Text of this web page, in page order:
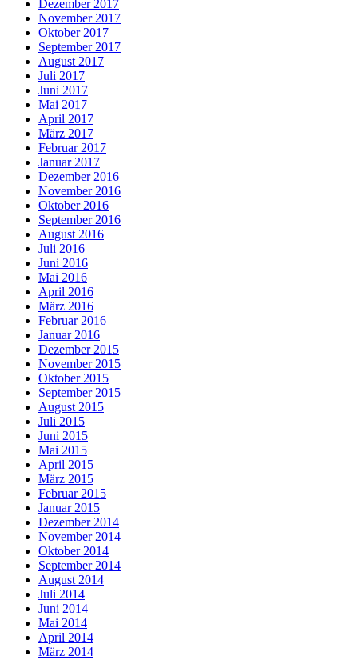
Dezember 2017
November 2017
Oktober 2017
September 2017
August 2017
Juli 2017
Juni 2017
Mai 2017
April 2017
März 2017
Februar 2017
Januar 2017
Dezember 2016
November 2016
Oktober 2016
September 2016
August 2016
Juli 2016
Juni 2016
Mai 2016
April 2016
März 2016
Februar 2016
Januar 2016
Dezember 2015
November 2015
Oktober 2015
September 2015
August 2015
Juli 2015
Juni 2015
Mai 2015
April 2015
März 2015
Februar 2015
Januar 2015
Dezember 2014
November 2014
Oktober 2014
September 2014
August 2014
Juli 2014
Juni 2014
Mai 2014
April 2014
März 2014